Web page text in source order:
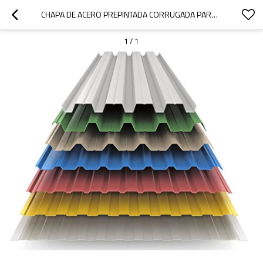
CHAPA DE ACERO PREPINTADA CORRUGADA PARA CUBIERTAS MESCO
1 / 1